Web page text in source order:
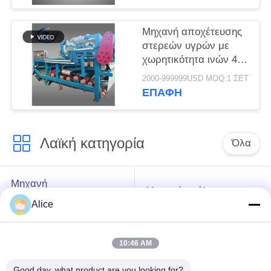
Μηχανή αποχέτευσης
στερεών υγρών με
χωρητικότητα ινών 4 τ/
ώρα για συνεχή
λειτουργία
2000-999999USD MOQ:1 ΣΕΤ
ΕΠΑΦΉ
Λαϊκή κατηγορία Όλα
Μηχανή
επεξεργασίας
αμύλου μανιόκων
Μηχανή αμύλου
Μηχανή
Alice
10:46 AM